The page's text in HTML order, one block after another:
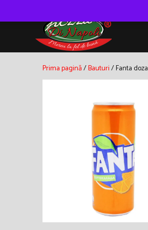
Prima pagină/Bauturi/ Fanta doza